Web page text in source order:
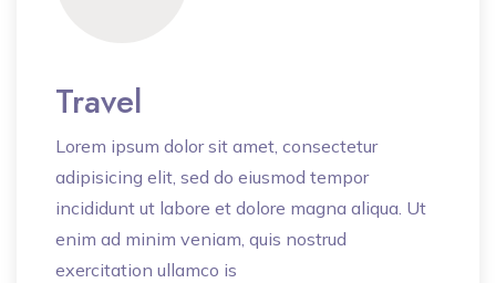
Travel
Lorem ipsum dolor sit amet, consectetur
adipisicing elit, sed do eiusmod tempor
incididunt ut labore et dolore magna aliqua. Ut
enim ad minim veniam, quis nostrud
exercitation ullamco is